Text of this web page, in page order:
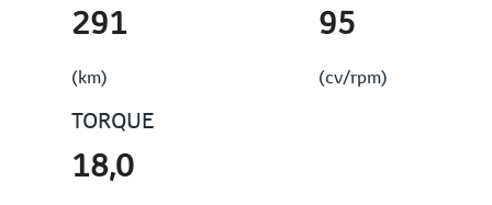
291
(km)
95
(cv/rpm)
TORQUE
18,0